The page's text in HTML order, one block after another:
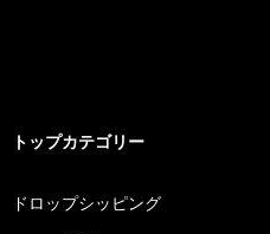
トップカテゴリー
ドロップシッピング